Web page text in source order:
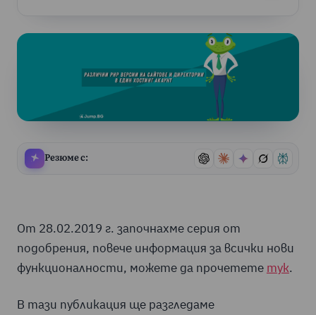
Резюме с:
От 28.02.2019 г. започнахме серия от
подобрения, повече информация за всички нови
функционалности, можете да прочетете тук.
В тази публикация ще разгледаме